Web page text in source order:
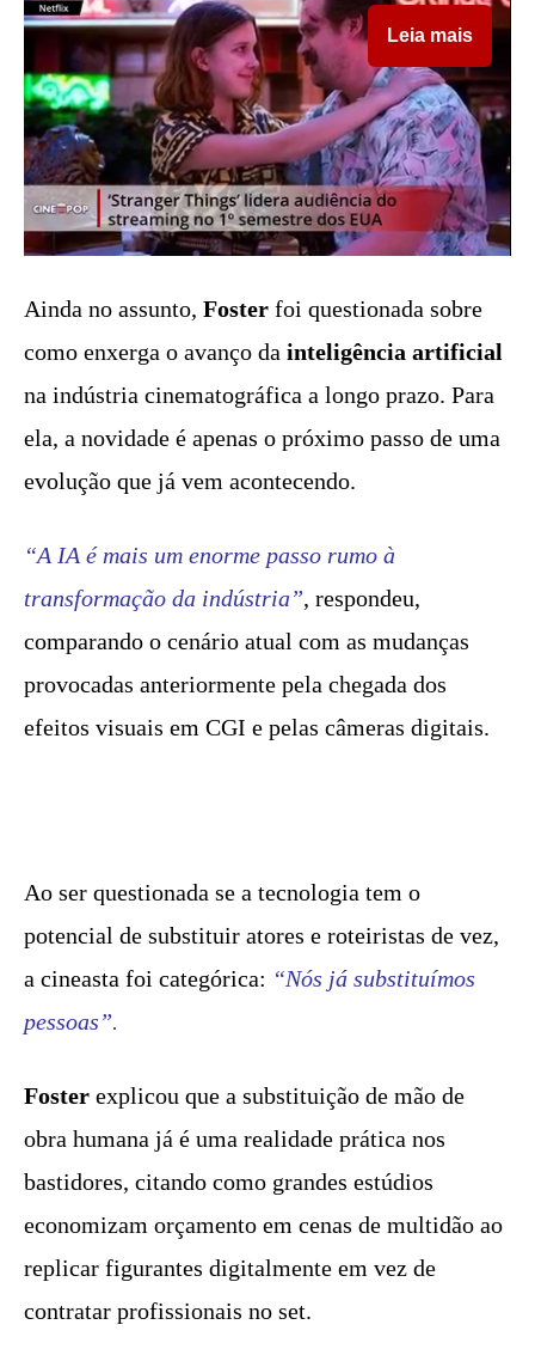
Leia mais
Ainda no assunto, Foster foi questionada sobre
como enxerga o avanço da inteligência artificial
na indústria cinematográfica a longo prazo. Para
ela, a novidade é apenas o próximo passo de uma
evolução que já vem acontecendo.
“A IA é mais um enorme passo rumo à
transformação da indústria”, respondeu,
comparando o cenário atual com as mudanças
provocadas anteriormente pela chegada dos
efeitos visuais em CGI e pelas câmeras digitais.
Ao ser questionada se a tecnologia tem o
potencial de substituir atores e roteiristas de vez,
a cineasta foi categórica: “Nós já substituímos
pessoas”.
Foster explicou que a substituição de mão de
obra humana já é uma realidade prática nos
bastidores, citando como grandes estúdios
economizam orçamento em cenas de multidão ao
replicar figurantes digitalmente em vez de
contratar profissionais no set.